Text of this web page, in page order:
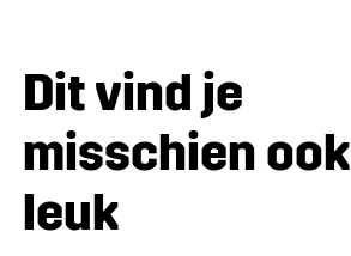
Dit vind je
misschien ook
leuk